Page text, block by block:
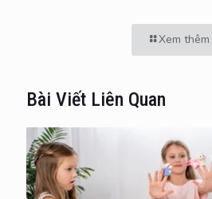
Xem thêm
Bài Viết Liên Quan